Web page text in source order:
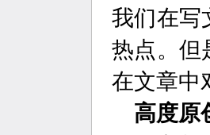
我们在写
热点。但
在文章中
高度原